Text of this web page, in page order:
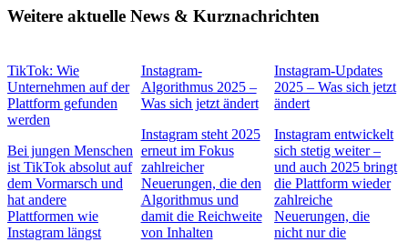
Weitere aktuelle News & Kurznachrichten
TikTok: Wie
Unternehmen auf der
Plattform gefunden
werden
Bei jungen Menschen
ist TikTok absolut auf
dem Vormarsch und
hat andere
Plattformen wie
Instagram längst
Instagram-
Algorithmus 2025 –
Was sich jetzt ändert
Instagram steht 2025
erneut im Fokus
zahlreicher
Neuerungen, die den
Algorithmus und
damit die Reichweite
von Inhalten
Instagram-Updates
2025 – Was sich jetzt
ändert
Instagram entwickelt
sich stetig weiter –
und auch 2025 bringt
die Plattform wieder
zahlreiche
Neuerungen, die
nicht nur die